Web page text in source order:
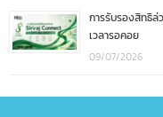
การรับรองสิทธิล่
เวลารอคอย
09/07/2026